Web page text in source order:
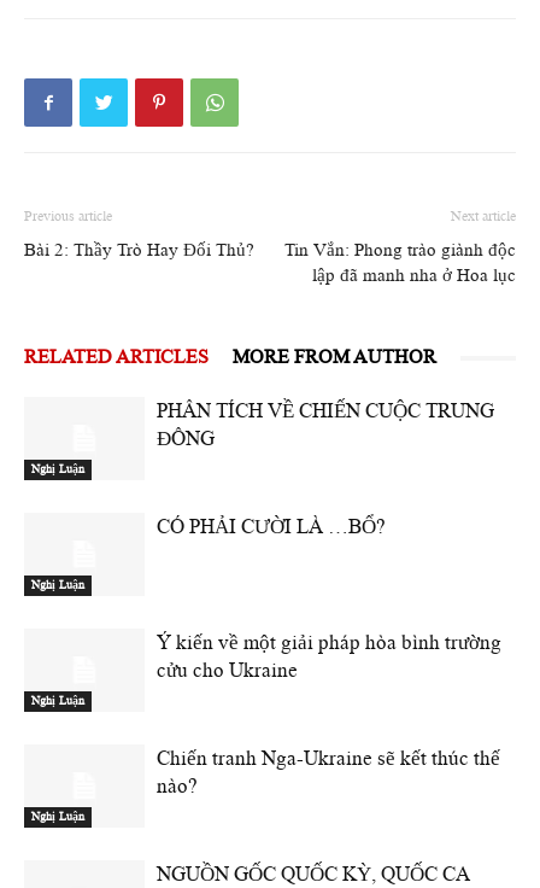
Previous article
Bài 2: Thầy Trò Hay Đối Thủ?
Next article
Tin Vắn: Phong trào giành độc
lập đã manh nha ở Hoa lục
RELATED ARTICLES MORE FROM AUTHOR
Nghị Luận
PHÂN TÍCH VỀ CHIẾN CUỘC TRUNG
ĐÔNG
Nghị Luận
CÓ PHẢI CƯỜI LÀ …BỔ?
Nghị Luận
Ý kiến về một giải pháp hòa bình trường
cửu cho Ukraine
Nghị Luận
Chiến tranh Nga-Ukraine sẽ kết thúc thế
nào?
NGUỒN GỐC QUỐC KỲ, QUỐC CA